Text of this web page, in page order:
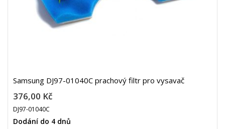
Samsung DJ97-01040C prachový filtr pro vysavač
376,00 Kč
DJ97-01040C
Dodání do 4 dnů